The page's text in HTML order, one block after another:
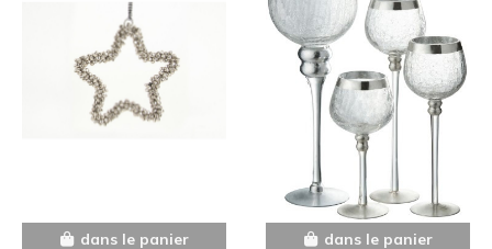
dans le panier dans le panier